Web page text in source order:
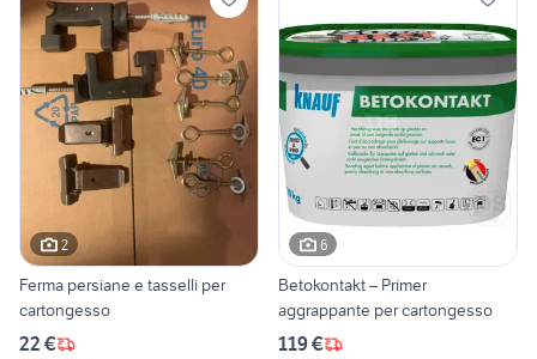
2
Ferma persiane e tasselli per
cartongesso
22 €
6
Betokontakt – Primer
aggrappante per cartongesso
119 €